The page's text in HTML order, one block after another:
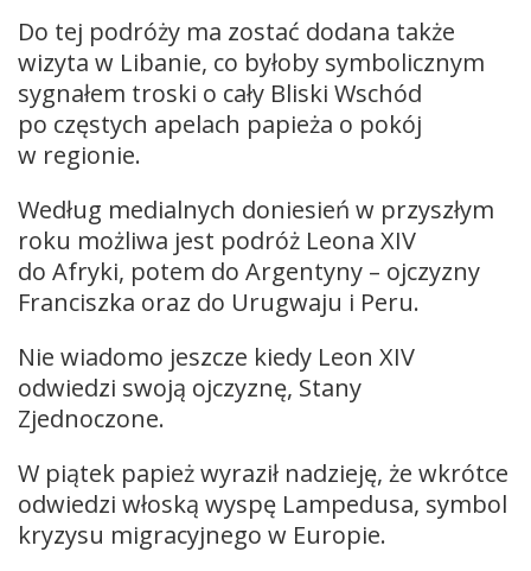
Do tej podróży ma zostać dodana także
wizyta w Libanie, co byłoby symbolicznym
sygnałem troski o cały Bliski Wschód
po częstych apelach papieża o pokój
w regionie.
Według medialnych doniesień w przyszłym
roku możliwa jest podróż Leona XIV
do Afryki, potem do Argentyny – ojczyzny
Franciszka oraz do Urugwaju i Peru.
Nie wiadomo jeszcze kiedy Leon XIV
odwiedzi swoją ojczyznę, Stany
Zjednoczone.
W piątek papież wyraził nadzieję, że wkrótce
odwiedzi włoską wyspę Lampedusa, symbol
kryzysu migracyjnego w Europie.